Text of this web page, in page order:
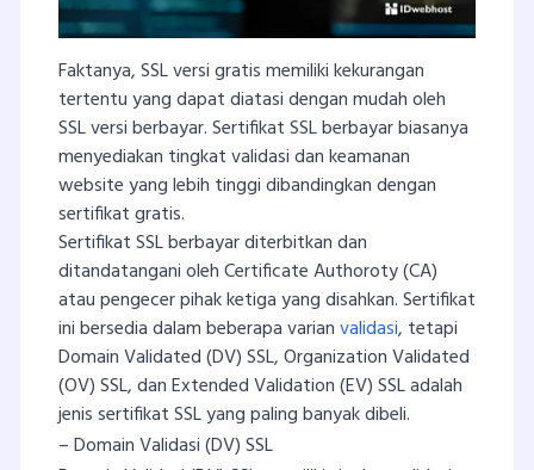
Faktanya, SSL versi gratis memiliki kekurangan
tertentu yang dapat diatasi dengan mudah oleh
SSL versi berbayar. Sertifikat SSL berbayar biasanya
menyediakan tingkat validasi dan keamanan
website yang lebih tinggi dibandingkan dengan
sertifikat gratis.
Sertifikat SSL berbayar diterbitkan dan
ditandatangani oleh Certificate Authoroty (CA)
atau pengecer pihak ketiga yang disahkan. Sertifikat
ini bersedia dalam beberapa varianvalidasi, tetapi
Domain Validated (DV) SSL, Organization Validated
(OV) SSL, dan Extended Validation (EV) SSL adalah
jenis sertifikat SSL yang paling banyak dibeli.
– Domain Validasi (DV) SSL